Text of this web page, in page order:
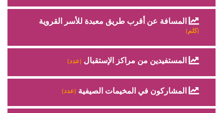
المسافة عن أقرب طريق معبدة للأسر القروية
(كلم)
المستفيدين من مراكز الإستقبال (عدد)
المشاركون في المخيمات الصيفية (عدد)